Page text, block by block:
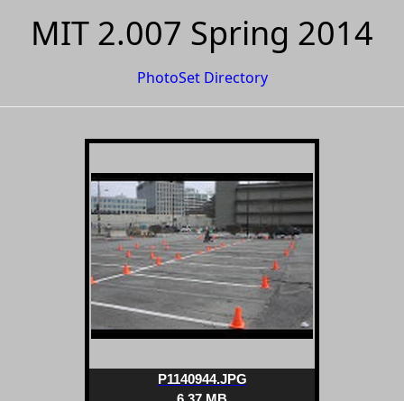
MIT 2.007 Spring 2014
PhotoSet Directory
P1140944.JPG